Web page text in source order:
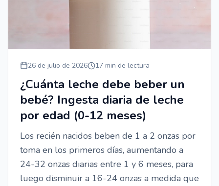
26 de julio de 2026 17 min de lectura
¿Cuánta leche debe beber un
bebé? Ingesta diaria de leche
por edad (0-12 meses)
Los recién nacidos beben de 1 a 2 onzas por
toma en los primeros días, aumentando a
24-32 onzas diarias entre 1 y 6 meses, para
luego disminuir a 16-24 onzas a medida que